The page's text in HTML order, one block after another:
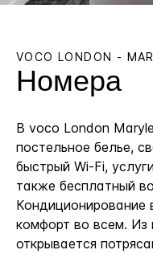
VOCO LONDON -
Номера
В voco London
постельное белье,
быстрый Wi-Fi,
также бесплатный
Кондиционирование
комфорт во всем. Из
открывается